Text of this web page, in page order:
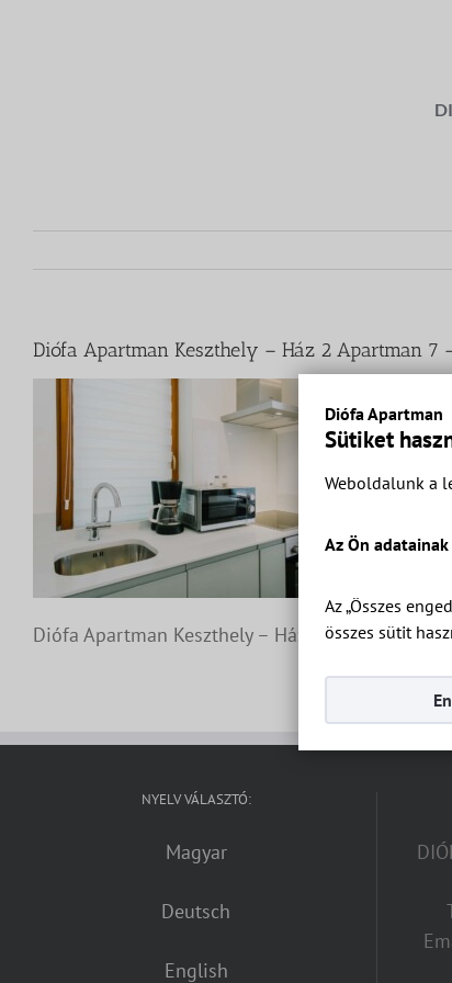
Diófa Apartman
Sütiket
Weboldalunk a
Az Ön
Az „Összes
összes sütit
Diófa Apartman Keszthely – Ház 2 Apartman 7
Diófa Apartman Keszthely – Ház 2 Apartman 7 –
NYELV VÁLASZTÓ:
Magyar
Deutsch
English